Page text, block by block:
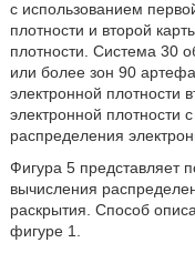
с использованием
плотности и второй
плотности. Система 30
или более зон 90
электронной плотности
электронной плотности
распределения
Фигура 5 представляет
вычисления
раскрытия. Способ
фигуре 1.